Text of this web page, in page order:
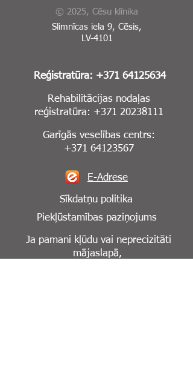
© 2025, Cēsu klīnika
Slimnīcas iela 9, Cēsis,
LV-4101
Reģistratūra: +371 64125634
Rehabilitācijas nodaļas
reģistratūra: +371 20238111
Garīgās veselības centrs:
+371 64123567
E-Adrese
Sīkdatņu politika
Piekļūstamības paziņojums
Ja pamani kļūdu vai neprecizitāti
mājaslapā,